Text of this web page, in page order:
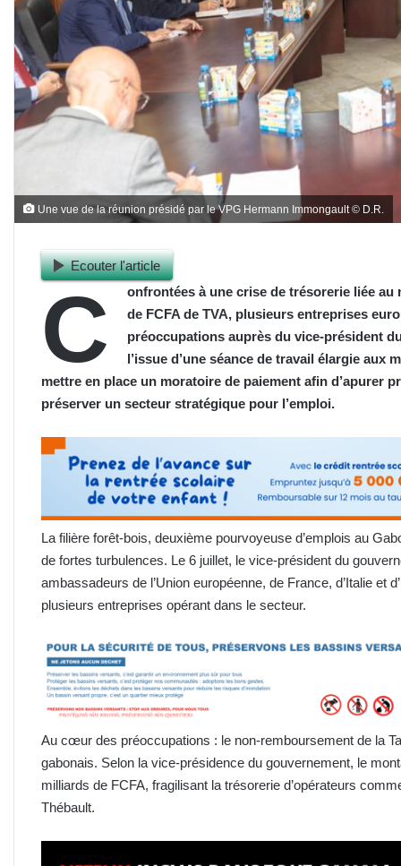
Une vue de la réunion présidé par le VPG Hermann Immongault © D.R.
Ecouter l'article
C
onfrontées à une crise de trésorerie liée
de FCFA de TVA, plusieurs entreprises
préoccupations auprès du vice-président
l’issue d’une séance de travail élargie aux
mettre en place un moratoire de paiement afin d’apurer
préserver un secteur stratégique pour l’emploi.
La filière forêt-bois, deuxième pourvoyeuse d’emplois au
de fortes turbulences. Le 6 juillet, le vice-président du
ambassadeurs de l’Union européenne, de France, d’Italie et
plusieurs entreprises opérant dans le secteur.
Au cœur des préoccupations : le non-remboursement de la
gabonais. Selon la vice-présidence du gouvernement, le
milliards de FCFA, fragilisant la trésorerie d’opérateurs
Thébault.